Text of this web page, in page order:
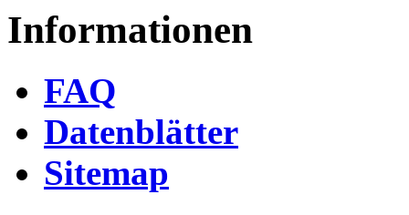
Informationen
FAQ
Datenblätter
Sitemap